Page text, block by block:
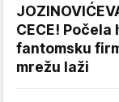
CECE!
fantomsku
mrežu laži